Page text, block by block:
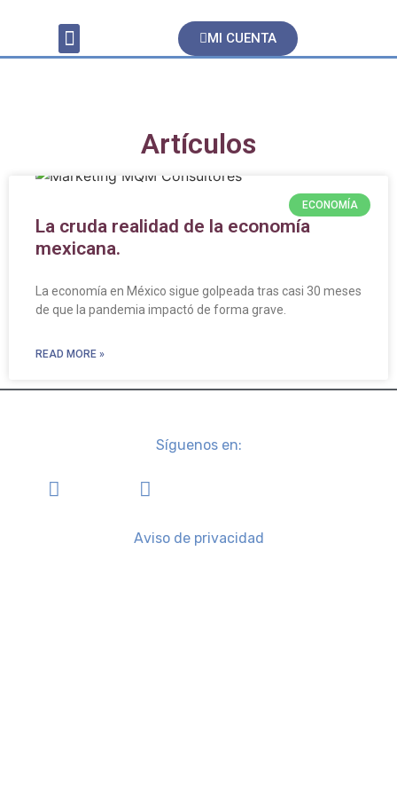
MI CUENTA
Artículos
ECONOMÍA
La cruda realidad de la economía
mexicana.
La economía en México sigue golpeada tras casi 30 meses
de que la pandemia impactó de forma grave.
READ MORE »
Síguenos en:
Aviso de privacidad